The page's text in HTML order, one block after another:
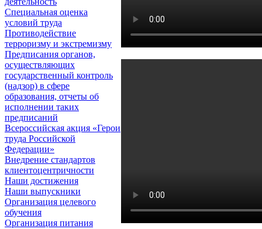
Специальная оценка
условий труда
Противодействие
терроризму и экстремизму
Предписания органов,
осуществляющих
государственный контроль
(надзор) в сфере
образования, отчеты об
исполнении таких
предписаний
Всероссийская акция «Герои
труда Российской
Федерации»
Внедрение стандартов
клиентоцентричности
Наши достижения
Наши выпускники
Организация целевого
обучения
Организация питания